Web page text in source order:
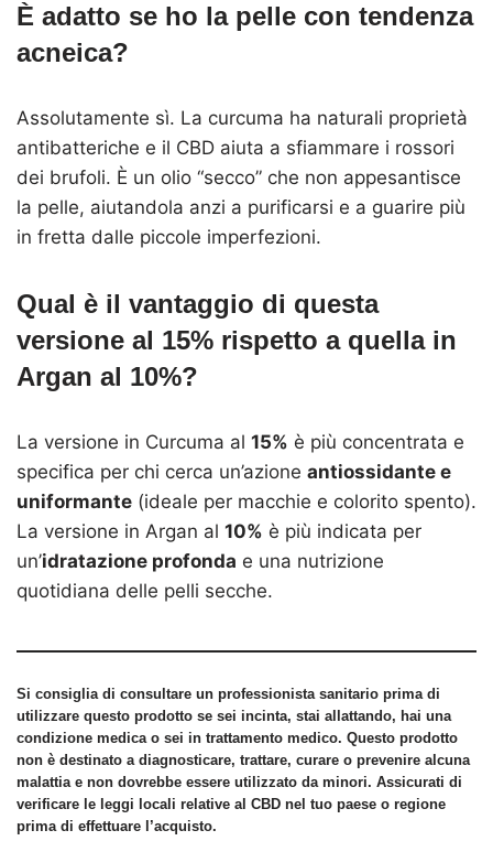
È adatto se ho la pelle con tendenza
acneica?
Assolutamente sì. La curcuma ha naturali proprietà
antibatteriche e il CBD aiuta a sfiammare i rossori
dei brufoli. È un olio “secco” che non appesantisce
la pelle, aiutandola anzi a purificarsi e a guarire più
in fretta dalle piccole imperfezioni.
Qual è il vantaggio di questa
versione al 15% rispetto a quella in
Argan al 10%?
La versione in Curcuma al 15% è più concentrata e
specifica per chi cerca un’azione antiossidante e
uniformante (ideale per macchie e colorito spento).
La versione in Argan al 10% è più indicata per
un’idratazione profonda e una nutrizione
quotidiana delle pelli secche.
Si consiglia di consultare un professionista sanitario prima di
utilizzare questo prodotto se sei incinta, stai allattando, hai una
condizione medica o sei in trattamento medico. Questo prodotto
non è destinato a diagnosticare, trattare, curare o prevenire alcuna
malattia e non dovrebbe essere utilizzato da minori. Assicurati di
verificare le leggi locali relative al CBD nel tuo paese o regione
prima di effettuare l’acquisto.